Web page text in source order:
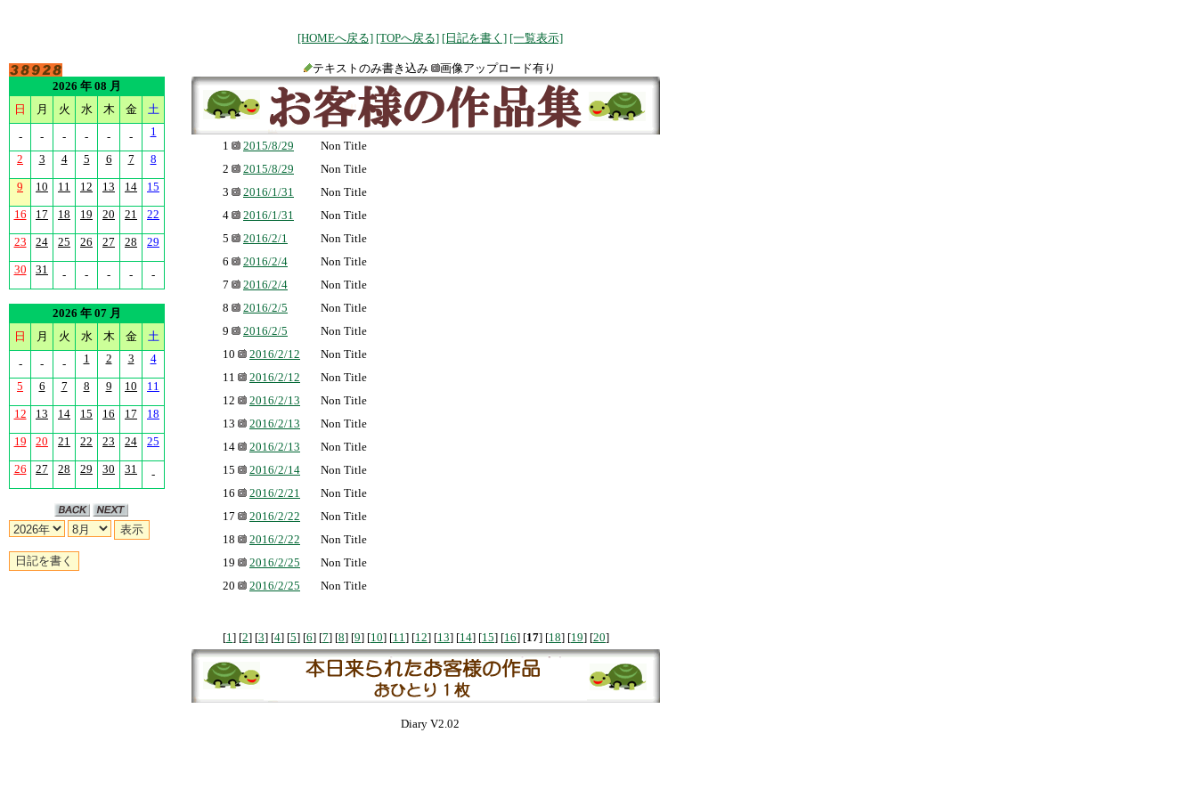
[HOMEへ戻る] [TOPへ戻る] [日記を書く] [一覧表示]
テキストのみ書き込み
画像アップロード有り
2026 年 08 月
日
月 火 水 木 金 土
- - - - - - 1
2 3 4 5 6 7 8
9 10 11 12 13 14 15
16 17 18 19 20 21 22
23 24 25 26 27 28 29
30 31 - - - - -
2026 年 07 月
日
月 火 水 木 金 土
- - - 1 2 3 4
5 6 7 8 9 10 11
12 13 14 15 16 17 18
19 20 21 22 23 24 25
26 27 28 29 30 31 -
1 2015/8/29
Non Title
2
2015/8/29
Non Title
3
2016/1/31
Non Title
4
2016/1/31
Non Title
5
2016/2/1
Non Title
6
2016/2/4
Non Title
7
2016/2/4
Non Title
8
2016/2/5
Non Title
9
2016/2/5
Non Title
10
2016/2/12
Non Title
11
2016/2/12
Non Title
12
2016/2/13
Non Title
13
2016/2/13
Non Title
14
2016/2/13
Non Title
15
2016/2/14
Non Title
16
2016/2/21
Non Title
17
2016/2/22
Non Title
18
2016/2/22
Non Title
19
2016/2/25
Non Title
20
2016/2/25 Non Title
[1] [2] [3] [4] [5] [6] [7] [8] [9] [10] [11] [12] [13] [14] [15] [16] [17] [18] [19] [20]
Diary V2.02